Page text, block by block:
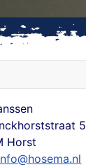
Horst